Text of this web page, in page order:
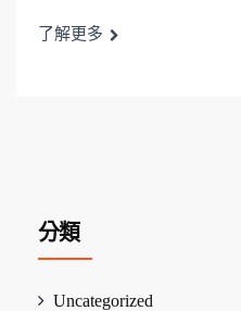
了解更多
分類
Uncategorized